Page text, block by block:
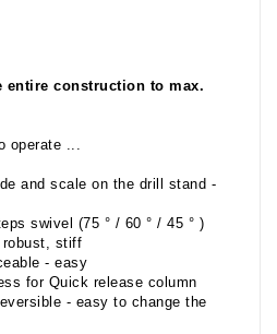
construction to max.
operate ...
and scale on the drill stand -
swivel (75 ° / 60 ° / 45 ° )
robust, stiff
- easy
for Quick release column
- easy to change the